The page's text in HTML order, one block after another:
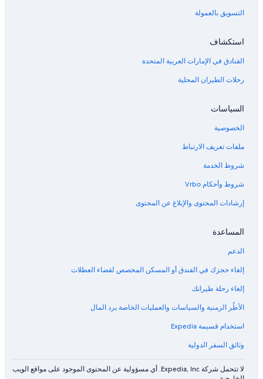
التسويق بالعمولة
استكشاف
الفنادق في الإمارات العربية المتحدة
رحلات الطيران المحلية
السياسات
الخصوصية
ملفات تعريف الارتباط
شروط الخدمة
شروط وأحكام Vrbo
إرشادات المحتوى والإبلاغ عن المحتوى
المساعدة
الدعم
إلغاء حجزك في الفندق أو المسكن المخصص لقضاء العطلات
إلغاء رحلة طيرانك
الأطُر الزمنية والسياسات والعمليات الخاصة برد المال
استخدام قسيمة Expedia
وثائق السفر الدولية
لا تتحمل شركة Expedia, Inc. أي مسؤولية عن المحتوى الموجود على مواقع الويب